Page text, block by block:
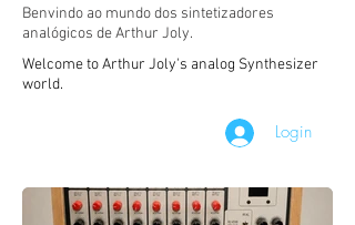
Benvindo ao mundo dos sintetizadores
analógicos de Arthur Joly.
Welcome to Arthur Joly's analog Synthesizer
world.
Login